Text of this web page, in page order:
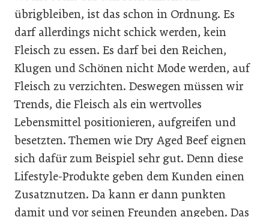
übrigbleiben, ist das schon in Ordnung. Es
darf allerdings nicht schick werden, kein
Fleisch zu essen. Es darf bei den Reichen,
Klugen und Schönen nicht Mode werden, auf
Fleisch zu verzichten. Deswegen müssen wir
Trends, die Fleisch als ein wertvolles
Lebensmittel positionieren, aufgreifen und
besetzten. Themen wie Dry Aged Beef eignen
sich dafür zum Beispiel sehr gut. Denn diese
Lifestyle-Produkte geben dem Kunden einen
Zusatznutzen. Da kann er dann punkten
damit und vor seinen Freunden angeben. Das